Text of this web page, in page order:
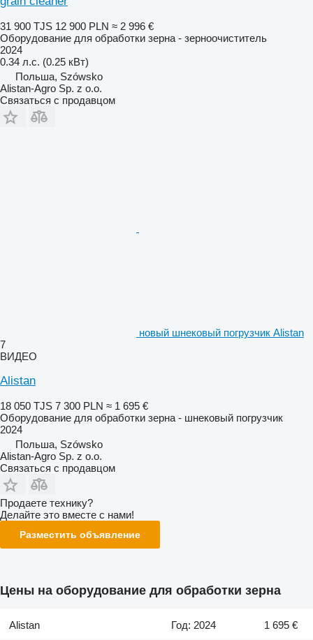
31 900 TJS 12 900 PLN ≈ 2 996 €
Оборудование для обработки зерна - зерноочиститель
2024
0.34 л.с. (0.25 кВт)
Польша, Szówsko
Alistan-Agro Sp. z o.o.
Связаться с продавцом
новый шнековый погрузчик Alistan
7
ВИДЕО
Alistan
18 050 TJS 7 300 PLN ≈ 1 695 €
Оборудование для обработки зерна - шнековый погрузчик
2024
Польша, Szówsko
Alistan-Agro Sp. z o.o.
Связаться с продавцом
Продаете технику?
Делайте это вместе с нами!
Разместить объявление
Цены на оборудование для обработки зерна
Alistan Год: 2024 1 695 €